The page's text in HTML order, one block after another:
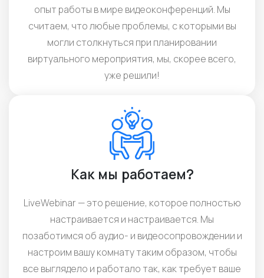
опыт работы в мире видеоконференций. Мы
считаем, что любые проблемы, с которыми вы
могли столкнуться при планировании
виртуального мероприятия, мы, скорее всего,
уже решили!
Как мы работаем?
LiveWebinar — это решение, которое полностью
настраивается и настраивается. Мы
позаботимся об аудио- и видеосопровождении и
настроим вашу комнату таким образом, чтобы
все выглядело и работало так, как требует ваше